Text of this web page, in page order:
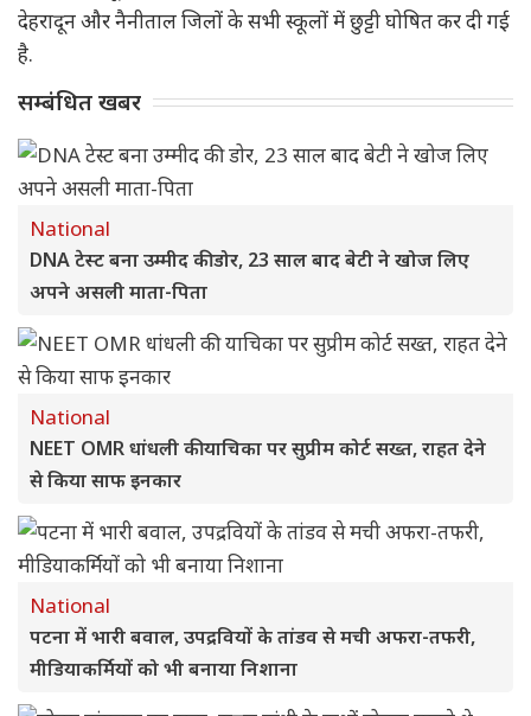
देहरादून और नैनीताल जिलों के सभी स्कूलों में छुट्टी घोषित कर दी गई
है.
सम्बंधित खबर
National
DNA टेस्ट बना उम्मीद की डोर, 23 साल बाद बेटी ने खोज लिए
अपने असली माता-पिता
National
NEET OMR धांधली की याचिका पर सुप्रीम कोर्ट सख्त, राहत देने
से किया साफ इनकार
National
पटना में भारी बवाल, उपद्रवियों के तांडव से मची अफरा-तफरी,
मीडियाकर्मियों को भी बनाया निशाना